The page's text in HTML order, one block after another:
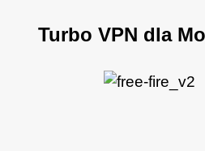
Turbo VPN dla